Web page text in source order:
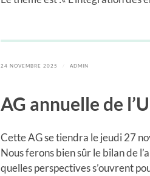
24 NOVEMBRE 2025 ADMIN
AG annuelle de
Cette AG se tiendra le jeudi 27
Nous ferons bien sûr le bilan de
quelles perspectives s’ouvrent